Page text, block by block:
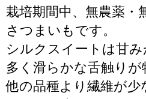
栽培期間中、無農薬・
さつまいもです。
シルクスイートは甘
多く滑らかな舌触りが
他の品種より繊維が少